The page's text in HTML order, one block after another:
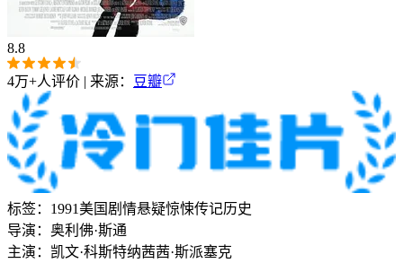
8.8
4万+人评价 | 来源： 豆瓣
标签： 1991美国 剧情悬疑惊悚传记历史
导演： 奥利佛·斯通
主演： 凯文·科斯特纳茜茜·斯派塞克